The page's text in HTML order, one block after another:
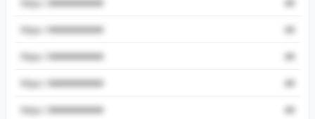
https://###########
##
https://###########
##
https://###########
##
https://###########
##